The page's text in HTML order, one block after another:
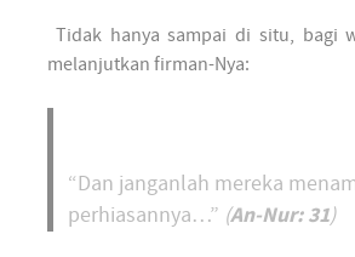
Tidak hanya sampai di situ, bagi
melanjutkan firman-Nya:
“Dan janganlah mereka
perhiasannya…” (An-Nur: 31)